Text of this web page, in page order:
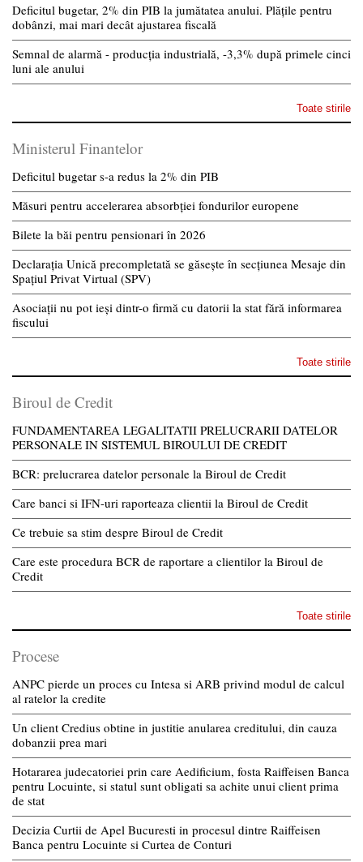
Deficitul bugetar, 2% din PIB la jumătatea anului. Plățile pentru
dobânzi, mai mari decât ajustarea fiscală
Semnal de alarmă - producția industrială, -3,3% după primele cinci
luni ale anului
Toate stirile
Ministerul Finantelor
Deficitul bugetar s-a redus la 2% din PIB
Măsuri pentru accelerarea absorbției fondurilor europene
Bilete la băi pentru pensionari în 2026
Declarația Unică precompletată se găsește în secțiunea Mesaje din
Spațiul Privat Virtual (SPV)
Asociații nu pot ieși dintr-o firmă cu datorii la stat fără informarea
fiscului
Toate stirile
Biroul de Credit
FUNDAMENTAREA LEGALITATII PRELUCRARII DATELOR
PERSONALE IN SISTEMUL BIROULUI DE CREDIT
BCR: prelucrarea datelor personale la Biroul de Credit
Care banci si IFN-uri raporteaza clientii la Biroul de Credit
Ce trebuie sa stim despre Biroul de Credit
Care este procedura BCR de raportare a clientilor la Biroul de
Credit
Toate stirile
Procese
ANPC pierde un proces cu Intesa si ARB privind modul de calcul
al ratelor la credite
Un client Credius obtine in justitie anularea creditului, din cauza
dobanzii prea mari
Hotararea judecatoriei prin care Aedificium, fosta Raiffeisen Banca
pentru Locuinte, si statul sunt obligati sa achite unui client prima
de stat
Decizia Curtii de Apel Bucuresti in procesul dintre Raiffeisen
Banca pentru Locuinte si Curtea de Conturi